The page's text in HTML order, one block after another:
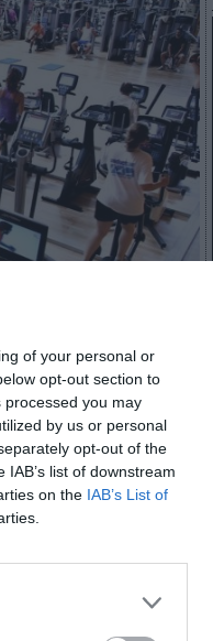
of your personal or
opt-out section to
you may
by us or personal
opt-out of the
list of downstream
on the IAB’s List of
Me gusta
del